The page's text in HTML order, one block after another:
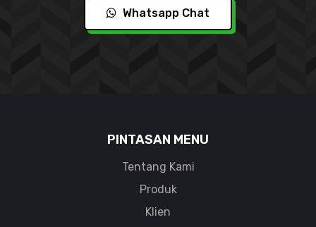
Whatsapp Chat
PINTASAN MENU
Tentang Kami
Produk
Klien